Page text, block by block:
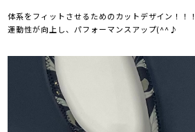
体系をフィットさせるためのカットデザイン！！！
運動性が向上し、パフォーマンスアップ(^^♪